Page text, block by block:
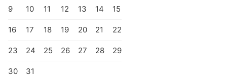
9 10 11 12 13 14 15
16 17 18 19 20 21 22
23 24 25 26 27 28 29
30 31